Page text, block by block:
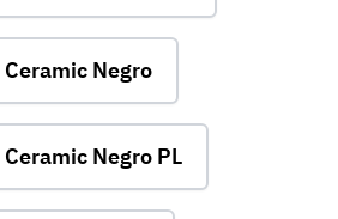
Negro
Negro PL